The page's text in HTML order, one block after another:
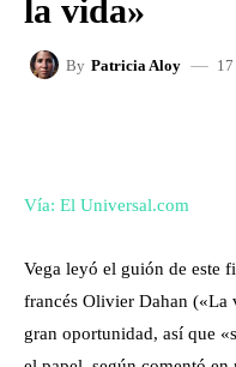
la vida»
By Patricia Aloy
Vía: El Universal.com
Vega leyó el guión de este
francés Olivier Dahan («La
gran oportunidad, así que